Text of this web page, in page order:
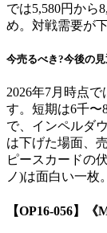
では5,580円から
め。対戦需要が
今売るべき?今後の
2026年7月時点
す。短期は6千〜
で、インペルダ
は下げた場面、
ピースカードの
ノ)は面白い一枚。
【OP16-056】《